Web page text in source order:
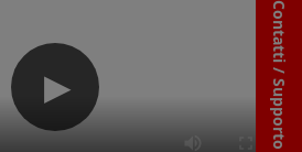
Contatti / Supporto
▶